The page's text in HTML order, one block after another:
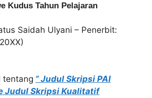
Kudus Tahun Pelajaran
Saidah Ulyani – Penerbit:
tentang ” Judul Skripsi PAI
Judul Skripsi Kualitatif